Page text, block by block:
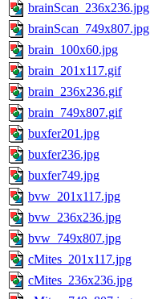
brainScan_236x236.jpg
brainScan_749x807.jpg
brain_100x60.jpg
brain_201x117.gif
brain_236x236.gif
brain_749x807.gif
buxfer201.jpg
buxfer236.jpg
buxfer749.jpg
bvw_201x117.jpg
bvw_236x236.jpg
bvw_749x807.jpg
cMites_201x117.jpg
cMites_236x236.jpg